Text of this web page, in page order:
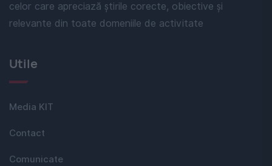
celor care apreciază știrile corecte, obiective și
relevante din toate domeniile de activitate
Utile
Media KIT
Contact
Comunicate